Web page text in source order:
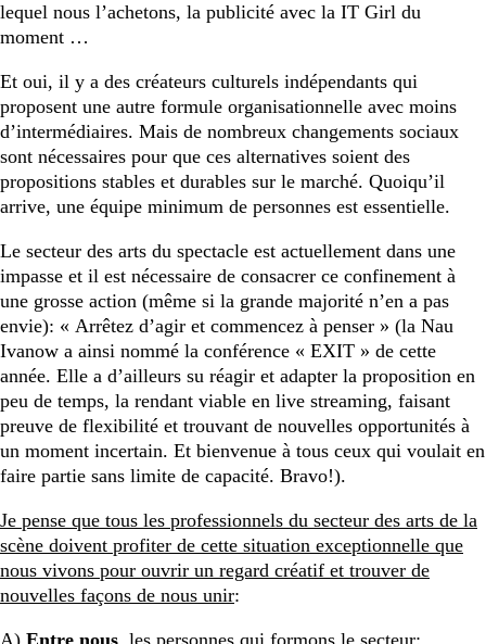
lequel nous l’achetons, la publicité avec la IT Girl du
moment …
Et oui, il y a des créateurs culturels indépendants qui
proposent une autre formule organisationnelle avec moins
d’intermédiaires. Mais de nombreux changements sociaux
sont nécessaires pour que ces alternatives soient des
propositions stables et durables sur le marché. Quoiqu’il
arrive, une équipe minimum de personnes est essentielle.
Le secteur des arts du spectacle est actuellement dans une
impasse et il est nécessaire de consacrer ce confinement à
une grosse action (même si la grande majorité n’en a pas
envie): « Arrêtez d’agir et commencez à penser » (la Nau
Ivanow a ainsi nommé la conférence « EXIT » de cette
année. Elle a d’ailleurs su réagir et adapter la proposition en
peu de temps, la rendant viable en live streaming, faisant
preuve de flexibilité et trouvant de nouvelles opportunités à
un moment incertain. Et bienvenue à tous ceux qui voulait en
faire partie sans limite de capacité. Bravo!).
Je pense que tous les professionnels du secteur des arts de la
scène doivent profiter de cette situation exceptionnelle que
nous vivons pour ouvrir un regard créatif et trouver de
nouvelles façons de nous unir:
A) Entre nous les personnes qui formons le secteur: